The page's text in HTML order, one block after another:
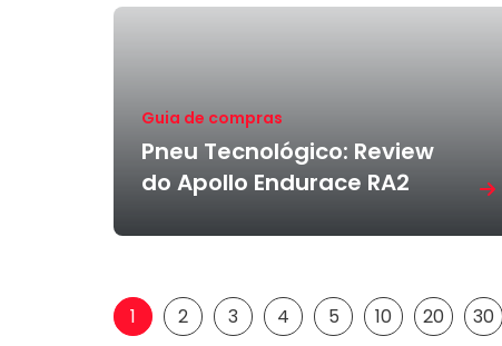
Guia de compras
Pneu Tecnológico: Review
do Apollo Endurace RA2
1 2 3 4 5 10 20 30